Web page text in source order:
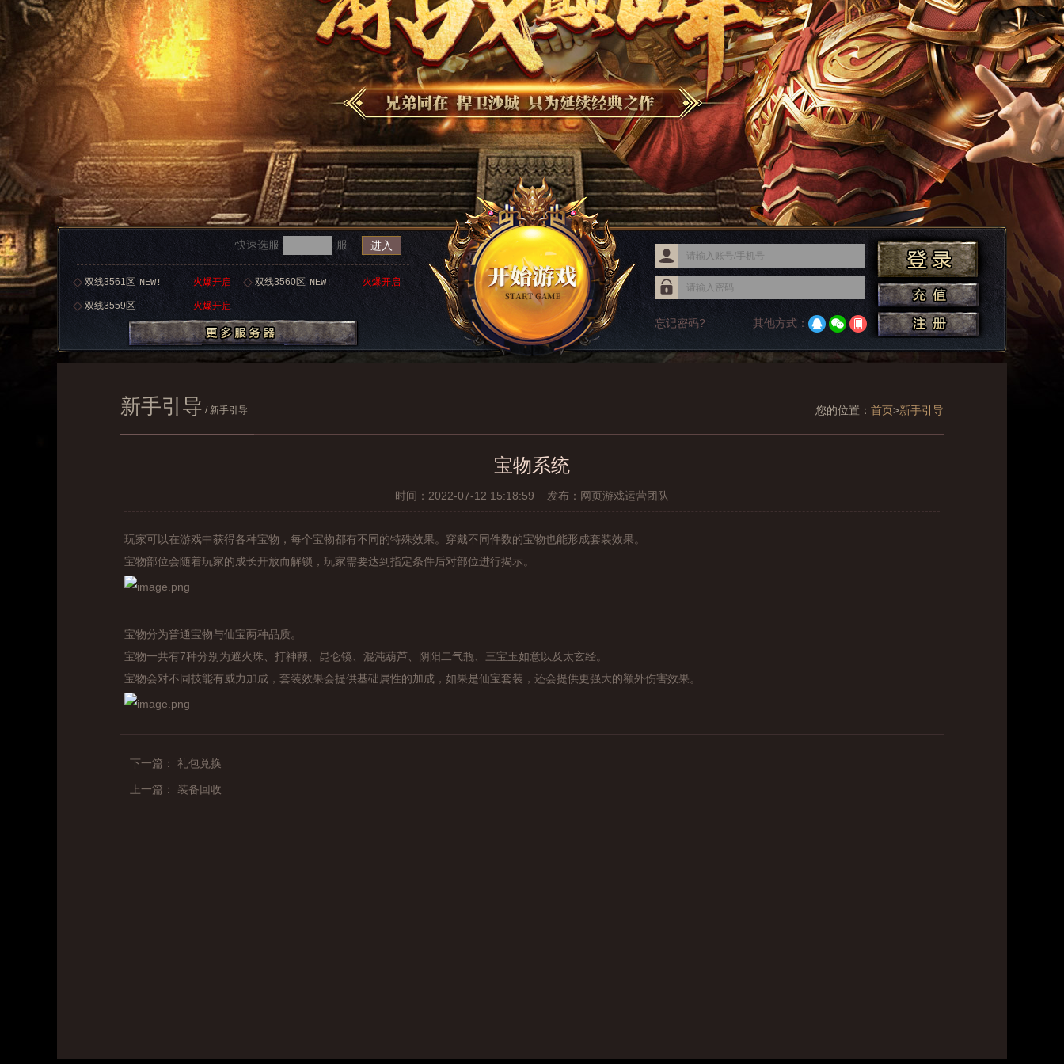
进入
快速选服 服
双线3561区 火爆开启
NEW! 双线3560区 火爆开启
NEW!
双线3559区 火爆开启
查看所有服务器
新手引导 / 新手引导 您的位置： 首页>新手引导
宝物系统
时间：2022-07-12 15:18:59 发布：网页游戏运营团队
玩家可以在游戏中获得各种宝物，每个宝物都有不同的特殊效果。穿戴不同件数的宝物也能形成套装效果。
宝物部位会随着玩家的成长开放而解锁，玩家需要达到指定条件后对部位进行揭示。
宝物分为普通宝物与仙宝两种品质。
宝物一共有7种分别为避火珠、打神鞭、昆仑镜、混沌葫芦、阴阳二气瓶、三宝玉如意以及太玄经。
宝物会对不同技能有威力加成，套装效果会提供基础属性的加成，如果是仙宝套装，还会提供更强大的额外伤害效果。
下一篇： 礼包兑换
上一篇： 装备回收